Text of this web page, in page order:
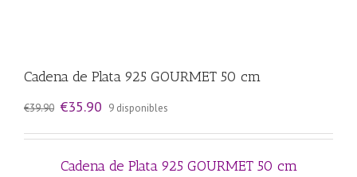
Cadena de Plata 925 GOURMET 50 cm
€39.90 El
original
€39.90.
€35.90 El
actual
€35.90.
9 disponibles
Cadena de Plata 925 GOURMET 50 cm